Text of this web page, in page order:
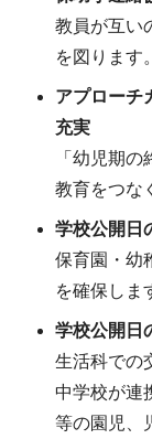
教員が互い
を図ります
アプローチ
充実
「幼児期
教育をつな
学校公開日
保育園・幼
を確保しま
学校公開日
生活科での
中学校が連
等の園児、